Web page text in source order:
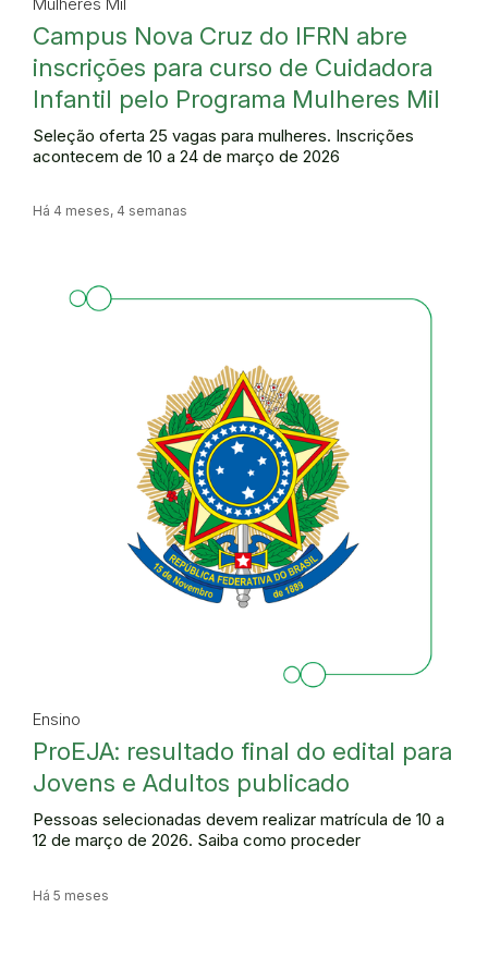
Campus Nova Cruz do IFRN abre
inscrições para curso de Cuidadora
Infantil pelo Programa Mulheres Mil
Seleção oferta 25 vagas para mulheres. Inscrições
acontecem de 10 a 24 de março de 2026
Há 4 meses, 4 semanas
Ensino
ProEJA: resultado final do edital para
Jovens e Adultos publicado
Pessoas selecionadas devem realizar matrícula de 10 a
12 de março de 2026. Saiba como proceder
Há 5 meses